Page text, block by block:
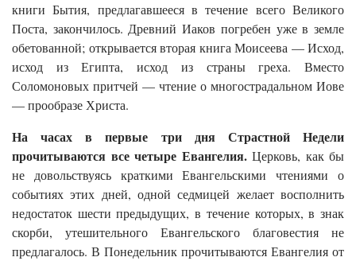
книги Бытия, предлагавшееся в течение всего Великого
Поста, закончилось. Древний Иаков погребен уже в земле
обетованной; открывается вторая книга Моисеева — Исход,
исход из Египта, исход из страны греха. Вместо
Соломоновых притчей — чтение о многострадальном Иове
— прообразе Христа.
На часах в первые три дня Страстной Недели
прочитываются все четыре Евангелия.Церковь, как бы
не довольствуясь краткими Евангельскими чтениями о
событиях этих дней, одной седмицей желает восполнить
недостаток шести предыдущих, в течение которых, в знак
скорби, утешительного Евангельского благовестия не
предлагалось. В Понедельник прочитываются Евангелия от